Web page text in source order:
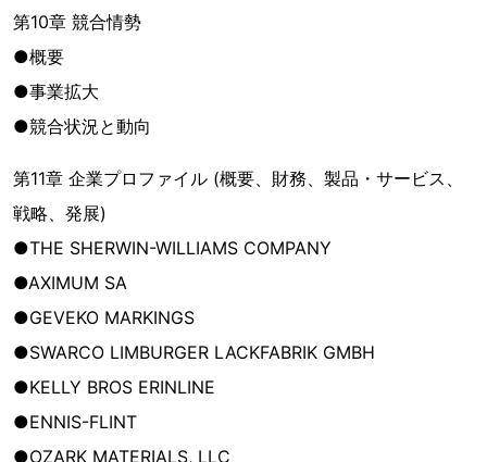
第10章 競合情勢
●概要
●事業拡大
●競合状況と動向
第11章 企業プロファイル (概要、財務、製品・サービス、
戦略、発展)
●THE SHERWIN-WILLIAMS COMPANY
●AXIMUM SA
●GEVEKO MARKINGS
●SWARCO LIMBURGER LACKFABRIK GMBH
●KELLY BROS ERINLINE
●ENNIS-FLINT
●OZARK MATERIALS, LLC